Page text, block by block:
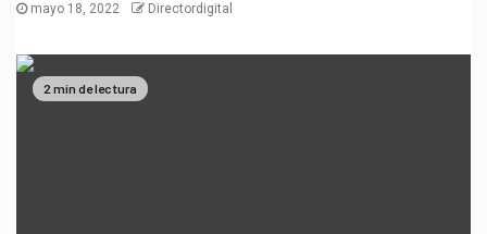
mayo 18, 2022 Directordigital
2 min de lectura